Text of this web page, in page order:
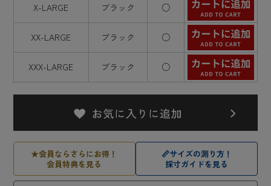
X-LARGE ブラック ○
XX-LARGE ブラック ○
XXX-LARGE ブラック ○
★会員ならさらにお得！
会員特典を見る
📏サイズの測り方！
採寸ガイドを見る